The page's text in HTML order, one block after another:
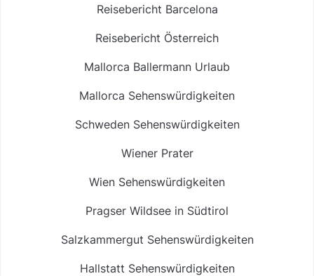
Reisebericht Barcelona
Reisebericht Österreich
Mallorca Ballermann Urlaub
Mallorca Sehenswürdigkeiten
Schweden Sehenswürdigkeiten
Wiener Prater
Wien Sehenswürdigkeiten
Pragser Wildsee in Südtirol
Salzkammergut Sehenswürdigkeiten
Hallstatt Sehenswürdigkeiten